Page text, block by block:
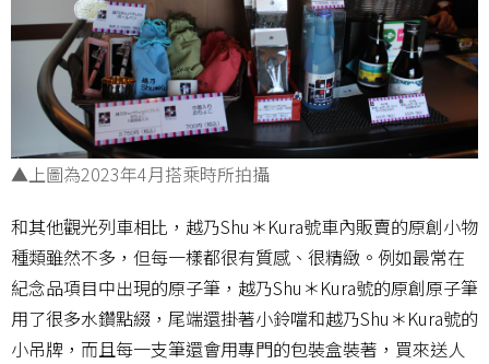
▲上圖為2023年4月搭乘時所拍攝
和其他觀光列車相比，越乃Shu＊Kura號車內販賣的原創小物
種類雖然不多，但每一樣都很有質感、很精緻。例如最常在
紀念品項目中出現的原子筆，越乃Shu＊Kura號的原創原子筆
用了很多水鑽點綴，尾端還掛著小鈴噹和越乃Shu＊Kura號的
小吊牌，而且每一支筆還會用專門的包裝盒裝著，買來送人